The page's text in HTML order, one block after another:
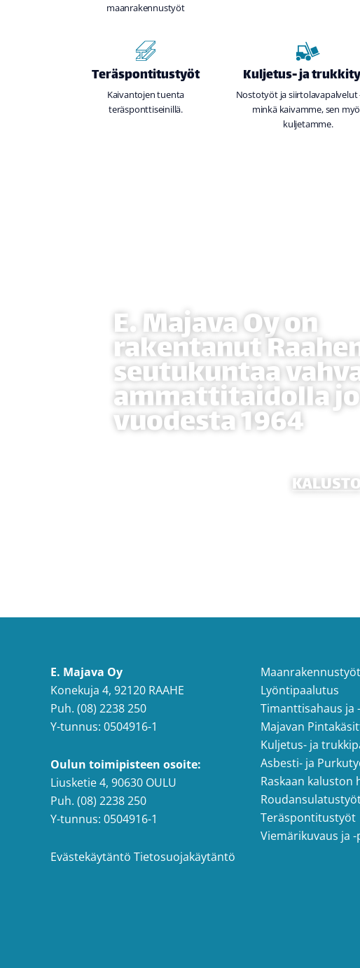
maanrakennustyöt
Teräspontitustyöt
Kaivantojen tuenta
teräsponttiseinillä.
Kuljetus- ja
Nostotyöt ja siirtolavapalvelut
minkä kaivamme, sen
kuljetamme.
E. Majava Oy on
rakentanut
seutukuntaa
ammattitaidolla jo
vuodesta 1964
KALUSTO
E. Majava Oy
Konekuja 4, 92120 RAAHE
Puh. (08) 2238 250
Y-tunnus: 0504916-1
Oulun toimipisteen osoite:
Liusketie 4, 90630 OULU
Puh. (08) 2238 250
Y-tunnus: 0504916-1
Evästekäytäntö Tietosuojakäytäntö
Maanrakennustyöt
Lyöntipaalutus
Timanttisahaus ja
Majavan
Kuljetus- ja
Asbesti- ja
Raskaan
Teräspontitustyöt
Viemärikuvaus ja